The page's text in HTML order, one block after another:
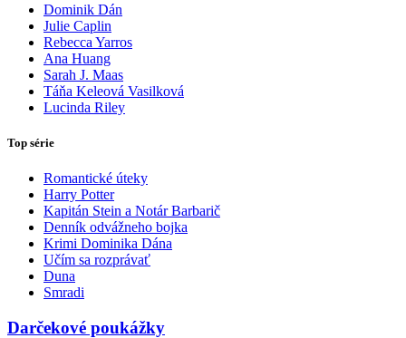
Dominik Dán
Julie Caplin
Rebecca Yarros
Ana Huang
Sarah J. Maas
Táňa Keleová Vasilková
Lucinda Riley
Top série
Romantické úteky
Harry Potter
Kapitán Stein a Notár Barbarič
Denník odvážneho bojka
Krimi Dominika Dána
Učím sa rozprávať
Duna
Smradi
Darčekové poukážky